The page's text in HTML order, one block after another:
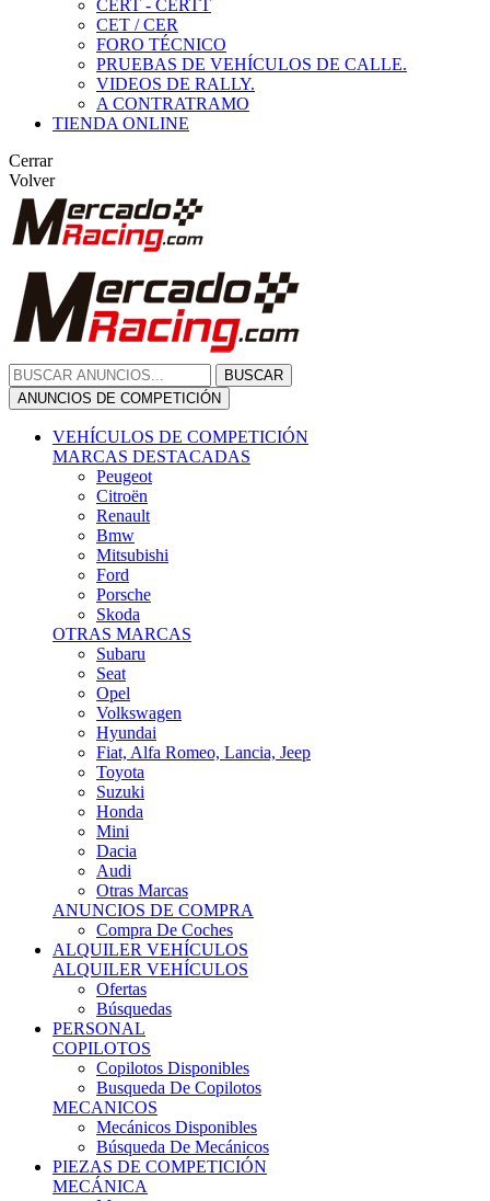
CERT - CERTT
CET / CER
FORO TÉCNICO
PRUEBAS DE VEHÍCULOS DE CALLE.
VIDEOS DE RALLY.
A CONTRATRAMO
TIENDA ONLINE
Cerrar
Volver
BUSCAR
ANUNCIOS DE COMPETICIÓN
VEHÍCULOS DE COMPETICIÓN
MARCAS DESTACADAS
Peugeot
Citroën
Renault
Bmw
Mitsubishi
Ford
Porsche
Skoda
OTRAS MARCAS
Subaru
Seat
Opel
Volkswagen
Hyundai
Fiat, Alfa Romeo, Lancia, Jeep
Toyota
Suzuki
Honda
Mini
Dacia
Audi
Otras Marcas
ANUNCIOS DE COMPRA
Compra De Coches
ALQUILER VEHÍCULOS
ALQUILER VEHÍCULOS
Ofertas
Búsquedas
PERSONAL
COPILOTOS
Copilotos Disponibles
Busqueda De Copilotos
MECANICOS
Mecánicos Disponibles
Búsqueda De Mecánicos
PIEZAS DE COMPETICIÓN
MECÁNICA